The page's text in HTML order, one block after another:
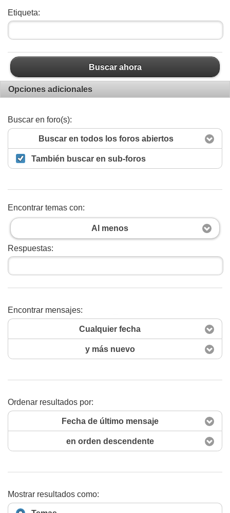
Etiqueta:
Buscar ahora
Opciones adicionales
Buscar en foro(s):
Buscar en todos los foros abiertos
También buscar en sub-foros
Encontrar temas con:
Al menos
Respuestas:
Encontrar mensajes:
Cualquier fecha
y más nuevo
Ordenar resultados por:
Fecha de último mensaje
en orden descendente
Mostrar resultados como: